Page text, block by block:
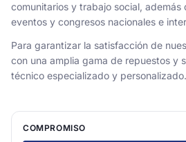
comunitarios y trabajo social, además
eventos y congresos nacionales e
Para garantizar la satisfacción de
con una amplia gama de repuestos y
técnico especializado y personalizado.
COMPROMISO